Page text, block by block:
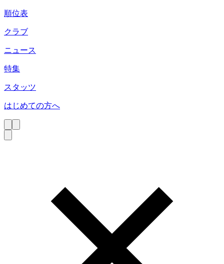
順位表
クラブ
ニュース
特集
スタッツ
はじめての方へ